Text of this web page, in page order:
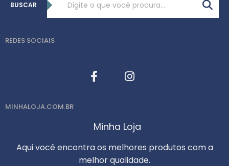
BUSCAR
REDES SOCIAIS
MINHALOJA.COM.BR
Minha Loja
Aqui você encontra os melhores produtos com a
melhor qualidade.